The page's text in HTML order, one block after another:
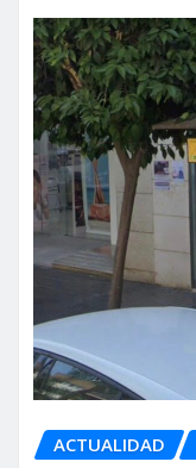
ACTUALIDAD